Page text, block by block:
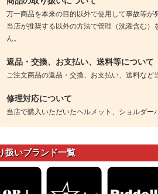
万一商品を本来の目的以外で使用して事故等
当店が推奨する以外の方法で管理（洗濯含む
ん。
返品・交換、お支払い、送料等について
ご注文商品の返品・交換、お支払い、送料など
修理対応について
当店で購入いただいたヘルメット、ショルダー
扱いブランド一覧